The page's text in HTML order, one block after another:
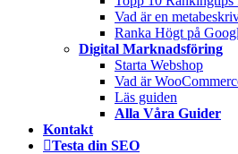
Vad är en
Ranka Högt på
Digital Marknadsföring
Starta Webshop
Vad är
Läs guiden
Alla Våra Guider
Kontakt
Testa din SEO